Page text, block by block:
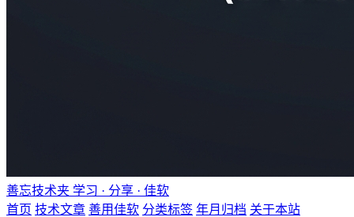
善忘技术夹 学习 · 分享 · 佳软
首页 技术文章 善用佳软 分类标签 年月归档 关于本站